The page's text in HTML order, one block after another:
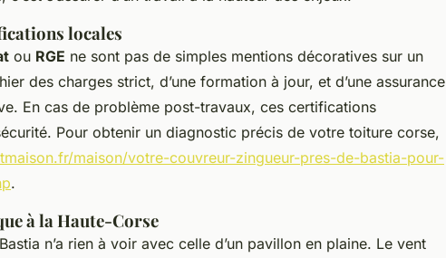
locales
ou RGE ne sont pas de simples mentions décoratives sur un
des charges strict, d’une formation à jour, et d’une assurance
En cas de problème post-travaux, ces certifications
Pour obtenir un diagnostic précis de votre toiture corse,
maison/votre-couvreur-zingueur-pres-de-bastia-pour-
.
à la Haute-Corse
n’a rien à voir avec celle d’un pavillon en plaine. Le vent